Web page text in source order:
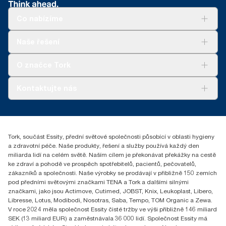
ClimatePartner: www.climate-id.com/en-gb/9VIUDN.
použití. Na základě hodnocení životního cyklu (LCA), které
jsou systémovým průměrem, nejsou určeny k vykazování
reception.prague@essity.com
Praha 8, Karlin, Sokolovská 100/94
186 00 Česká republika
Tork, součást Essity, přední světové společnosti působící v oblasti hygieny
a zdravotní péče. Naše produkty, řešení a služby používá každý den
miliarda lidí na celém světě. Naším cílem je překonávat překážky na cestě
ke zdraví a pohodě ve prospěch spotřebitelů, pacientů, pečovatelů,
zákazníků a společnosti. Naše výrobky se prodávají v přibližně 150 zemích
pod předními světovými značkami TENA a Tork a dalšími silnými
značkami, jako jsou Actimove, Cutimed, JOBST, Knix, Leukoplast, Libero,
Libresse, Lotus, Modibodi, Nosotras, Saba, Tempo, TOM Organic a Zewa.
V roce 2024 měla společnost Essity čisté tržby ve výši přibližně 146 miliard
SEK (13 miliard EUR) a zaměstnávala 36 000 lidí. Společnost Essity má